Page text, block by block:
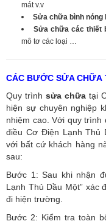
mát v.v
Sửa chữa bình nóng
Sửa chữa các thiết
mô tơ các loại …
CÁC BƯỚC SỬA CHỮA
Quy trình sửa chữa tại
hiện sự chuyên nghiệp
nhiệm cao. Với quy trình
điều Cơ Điện Lạnh Thủ
với bất cứ khách hàng
sau:
Bước 1: Sau khi nhận
Lạnh Thủ Dầu Một” xác
đi hiện trường.
Bước 2: Kiểm tra toàn